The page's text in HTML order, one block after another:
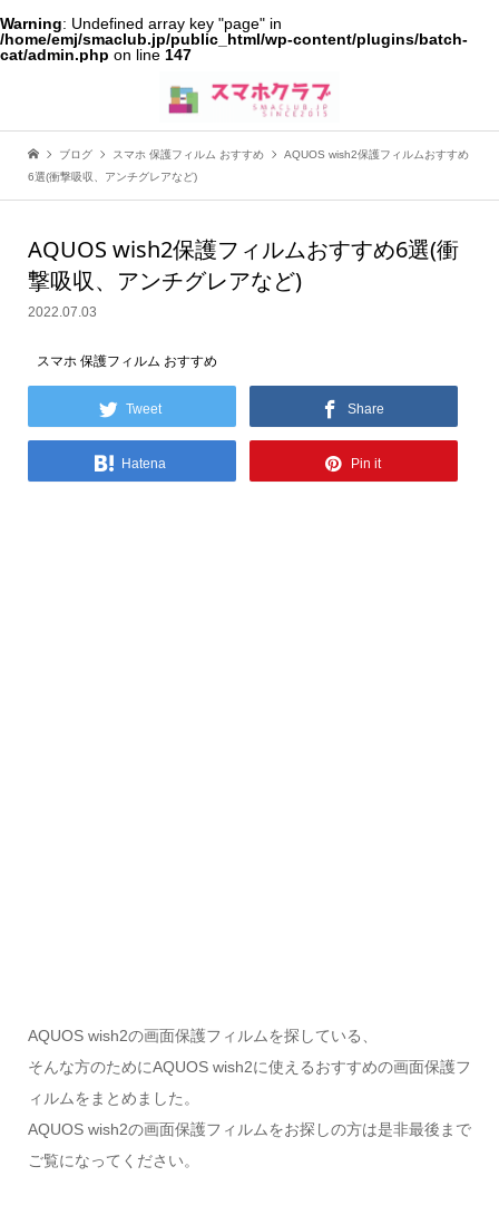
Warning: Undefined array key "page" in
/home/emj/smaclub.jp/public_html/wp-content/plugins/batch-
cat/admin.php on line 147
ブログ スマホ 保護フィルム おすすめ
AQUOS wish2保護フィルムおすすめ
6選(衝撃吸収、アンチグレアなど)
AQUOS wish2保護フィルムおすすめ6選(衝
撃吸収、アンチグレアなど)
2022.07.03
スマホ 保護フィルム おすすめ
Tweet Share
Hatena Pin it
AQUOS wish2の画面保護フィルムを探している、
そんな方のためにAQUOS wish2に使えるおすすめの画面保護フ
ィルムをまとめました。
AQUOS wish2の画面保護フィルムをお探しの方は是非最後まで
ご覧になってください。